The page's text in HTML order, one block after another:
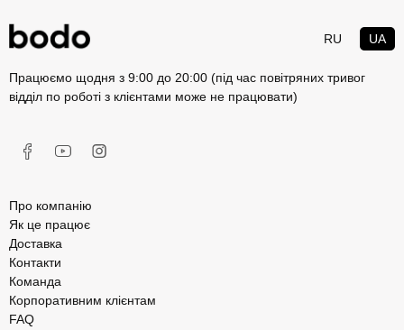
RU UA
Працюємо щодня з 9:00 до 20:00 (під час повітряних тривог
відділ по роботі з клієнтами може не працювати)
Про компанію
Як це працює
Доставка
Контакти
Команда
Корпоративним клієнтам
FAQ